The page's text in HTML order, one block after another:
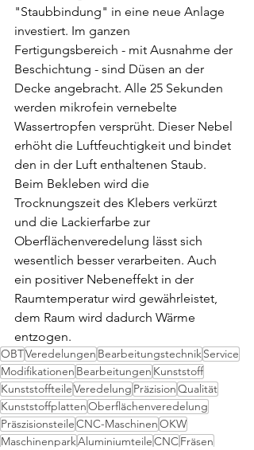
"Staubbindung" in eine neue Anlage
investiert. Im ganzen
Fertigungsbereich - mit Ausnahme der
Beschichtung - sind Düsen an der
Decke angebracht. Alle 25 Sekunden
werden mikrofein vernebelte
Wassertropfen versprüht. Dieser Nebel
erhöht die Luftfeuchtigkeit und bindet
den in der Luft enthaltenen Staub.
Beim Bekleben wird die
Trocknungszeit des Klebers verkürzt
und die Lackierfarbe zur
Oberflächenveredelung lässt sich
wesentlich besser verarbeiten. Auch
ein positiver Nebeneffekt in der
Raumtemperatur wird gewährleistet,
dem Raum wird dadurch Wärme
entzogen.
OBTVeredelungen BearbeitungstechnikService
Modifikationen Bearbeitungen Kunststoff
KunststoffteileVeredelung PräzisionQualität
KunststoffplattenOberflächenveredelung
PräszisionsteileCNC-MaschinenOKW
MaschinenparkAluminiumteileCNCFräsen